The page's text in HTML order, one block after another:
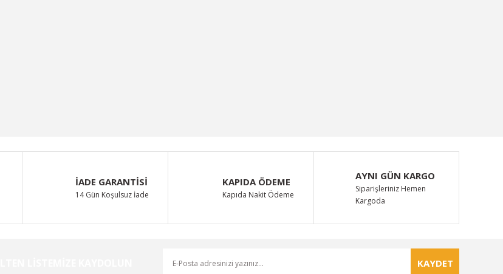
İADE GARANTİSİ
14 Gün Koşulsuz İade
KAPIDA ÖDEME
Kapıda Nakit Ödeme
AYNI GÜN KARGO
Siparişleriniz Hemen
Kargoda
KAYDET